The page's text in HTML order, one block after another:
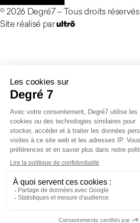
©2026 Degré7 –Tous droits réservés
Site réalisé par